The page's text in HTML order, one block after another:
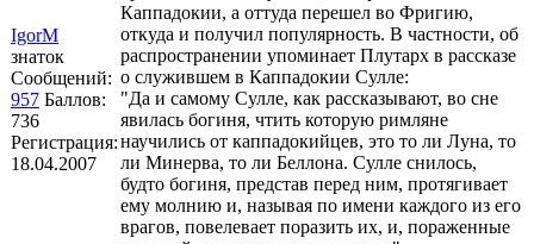
IgorM
знаток
Сообщений:
957 Баллов:
736
Регистрация:
18.04.2007
Каппадокии, а оттуда перешел во Фригию,
откуда и получил популярность. В частности, об
распространении упоминает Плутарх в рассказе
о служившем в Каппадокии Сулле:
"Да и самому Сулле, как рассказывают, во сне
явилась богиня, чтить которую римляне
научились от каппадокийцев, это то ли Луна, то
ли Минерва, то ли Беллона. Сулле снилось,
будто богиня, представ перед ним, протягивает
ему молнию и, называя по имени каждого из его
врагов, повелевает поразить их, и, пораженные